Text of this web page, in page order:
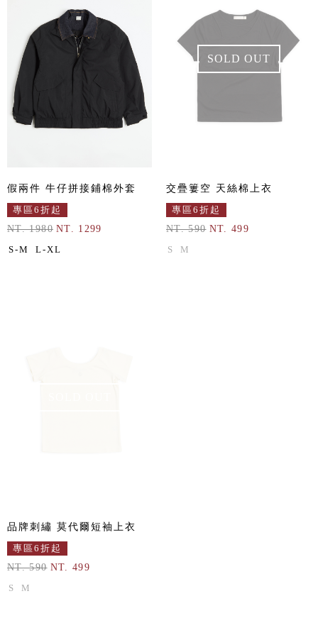
假兩件 牛仔拼接鋪棉外套
專區6折起
NT. 1980 NT. 1299
S-M L-XL
SOLD OUT
交疊簍空 天絲棉上衣
專區6折起
NT. 590 NT. 499
S M
品牌刺繡 莫代爾短袖上衣
專區6折起
NT. 590 NT. 499
S M